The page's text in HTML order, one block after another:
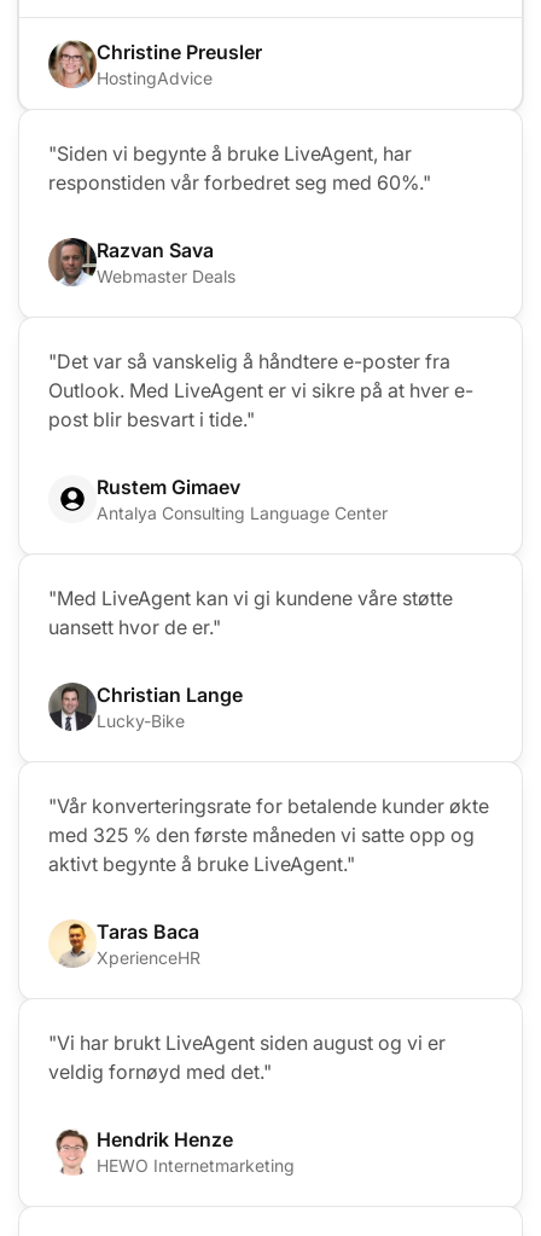
Christine Preusler
HostingAdvice
"Siden vi begynte å bruke LiveAgent, har
responstiden vår forbedret seg med 60%."
Razvan Sava
Webmaster Deals
"Det var så vanskelig å håndtere e-poster fra
Outlook. Med LiveAgent er vi sikre på at hver e-
post blir besvart i tide."
Rustem Gimaev
Antalya Consulting Language Center
"Med LiveAgent kan vi gi kundene våre støtte
uansett hvor de er."
Christian Lange
Lucky-Bike
"Vår konverteringsrate for betalende kunder økte
med 325 % den første måneden vi satte opp og
aktivt begynte å bruke LiveAgent."
Taras Baca
XperienceHR
"Vi har brukt LiveAgent siden august og vi er
veldig fornøyd med det."
Hendrik Henze
HEWO Internetmarketing